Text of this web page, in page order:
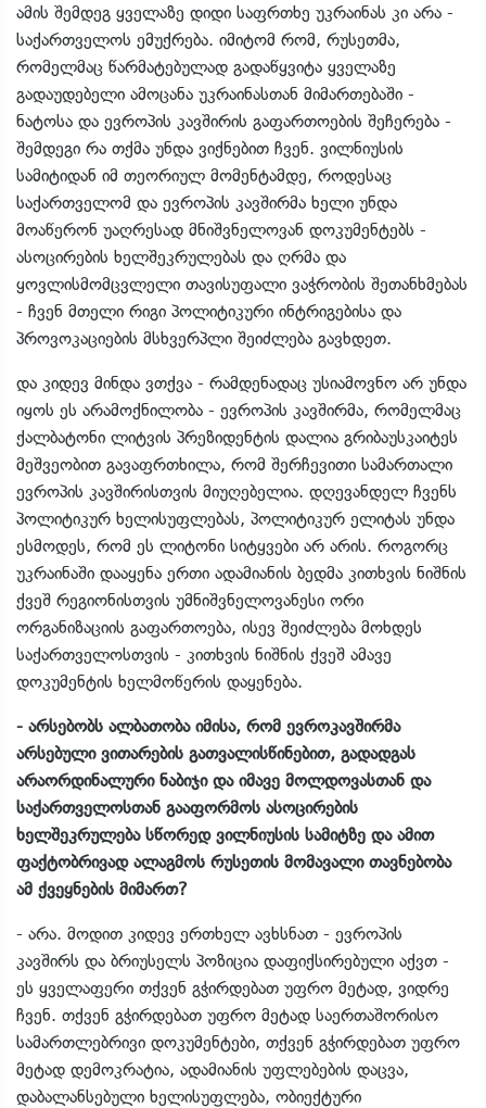
ამის შემდეგ ყველაზე დიდი საფრთხე უკრაინას კი არა -
საქართველოს ემუქრება. იმიტომ რომ, რუსეთმა,
რომელმაც წარმატებულად გადაწყვიტა ყველაზე
გადაუდებელი ამოცანა უკრაინასთან მიმართებაში -
ნატოსა და ევროპის კავშირის გაფართოების შეჩერება -
შემდეგი რა თქმა უნდა ვიქნებით ჩვენ. ვილნიუსის
სამიტიდან იმ თეორიულ მომენტამდე, როდესაც
საქართველომ და ევროპის კავშირმა ხელი უნდა
მოაწერონ უაღრესად მნიშვნელოვან დოკუმენტებს -
ასოცირების ხელშეკრულებას და ღრმა და
ყოვლისმომცვლელი თავისუფალი ვაჭრობის შეთანხმებას
- ჩვენ მთელი რიგი პოლიტიკური ინტრიგებისა და
პროვოკაციების მსხვერპლი შეიძლება გავხდეთ.
და კიდევ მინდა ვთქვა - რამდენადაც უსიამოვნო არ უნდა
იყოს ეს არამოქნილობა - ევროპის კავშირმა, რომელმაც
ქალბატონი ლიტვის პრეზიდენტის დალია გრიბაუსკაიტეს
მეშვეობით გავაფრთხილა, რომ შერჩევითი სამართალი
ევროპის კავშირისთვის მიუღებელია. დღევანდელ ჩვენს
პოლიტიკურ ხელისუფლებას, პოლიტიკურ ელიტას უნდა
ესმოდეს, რომ ეს ლიტონი სიტყვები არ არის. როგორც
უკრაინაში დააყენა ერთი ადამიანის ბედმა კითხვის ნიშნის
ქვეშ რეგიონისთვის უმნიშვნელოვანესი ორი
ორგანიზაციის გაფართოება, ისევ შეიძლება მოხდეს
საქართველოსთვის - კითხვის ნიშნის ქვეშ ამავე
დოკუმენტის ხელმოწერის დაყენება.
- არსებობს ალბათობა იმისა, რომ ევროკავშირმა
არსებული ვითარების გათვალისწინებით, გადადგას
არაორდინალური ნაბიჯი და იმავე მოლდოვასთან და
საქართველოსთან გააფორმოს ასოცირების
ხელშეკრულება სწორედ ვილნიუსის სამიტზე და ამით
ფაქტობრივად ალაგმოს რუსეთის მომავალი თავნებობა
ამ ქვეყნების მიმართ?
- არა. მოდით კიდევ ერთხელ ავხსნათ - ევროპის
კავშირს და ბრიუსელს პოზიცია დაფიქსირებული აქვთ -
ეს ყველაფერი თქვენ გჭირდებათ უფრო მეტად, ვიდრე
ჩვენ. თქვენ გჭირდებათ უფრო მეტად საერთაშორისო
სამართლებრივი დოკუმენტები, თქვენ გჭირდებათ უფრო
მეტად დემოკრატია, ადამიანის უფლებების დაცვა,
დაბალანსებული ხელისუფლება, ობიექტური